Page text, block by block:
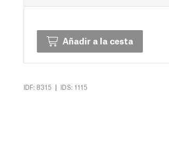
Añadir a la cesta
IDF: 8315 | IDS: 1115